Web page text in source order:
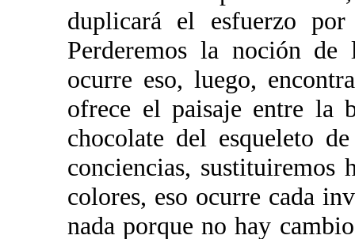
duplicará el esfuerzo
Perderemos la noción
ocurre eso, luego,
ofrece el paisaje entre la
chocolate del esqueleto
conciencias,
colores, eso ocurre cada
nada porque no hay